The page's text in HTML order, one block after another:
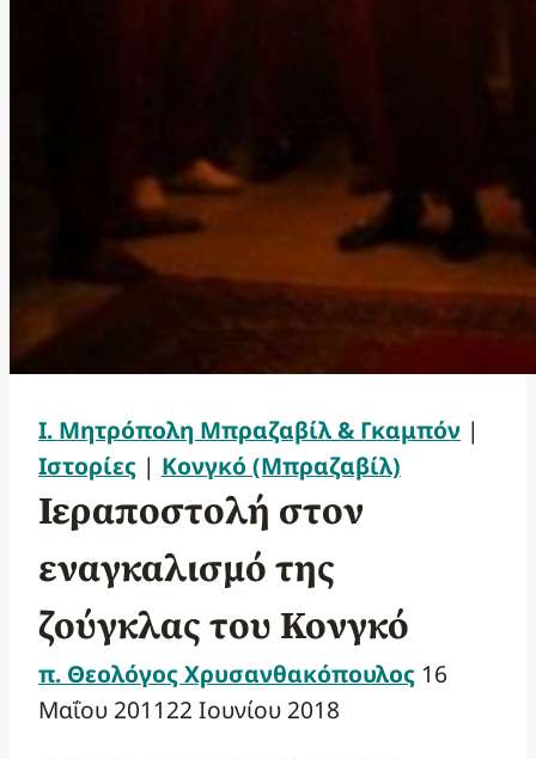
Ι. Μητρόπολη Μπραζαβίλ & Γκαμπόν |
Ιστορίες | Κονγκό (Μπραζαβίλ)
Ιεραποστολή στον
εναγκαλισμό της
ζούγκλας του Κονγκό
π. Θεολόγος Χρυσανθακόπουλος 16
Μαΐου 201122 Ιουνίου 2018